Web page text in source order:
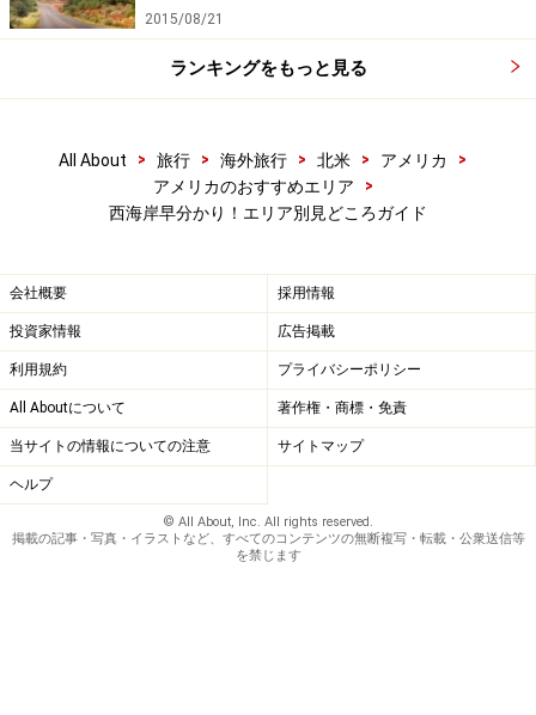
2015/08/21
ランキングをもっと見る
All About > 旅行 > 海外旅行 > 北米 > アメリカ
>
アメリカのおすすめエリア
>
西海岸早分かり！エリア別見どころガイド
会社概要 採用情報
投資家情報 広告掲載
利用規約 プライバシーポリシー
All Aboutについて 著作権・商標・免責
当サイトの情報についての注意 サイトマップ
ヘルプ
© All About, Inc. All rights reserved.
掲載の記事・写真・イラストなど、すべてのコンテンツの無断複写・転載・公衆送信等
を禁じます